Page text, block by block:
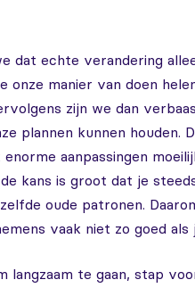
dat echte verandering
onze manier van doen
zijn we dan
plannen kunnen houden.
enorme aanpassingen
kans is groot dat je
oude patronen.
vaak niet zo goed als
langzaam te gaan, stap